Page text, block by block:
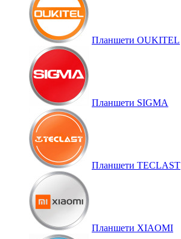
Планшети OUKITEL
Планшети SIGMA
Планшети TECLAST
Планшети XIAOMI